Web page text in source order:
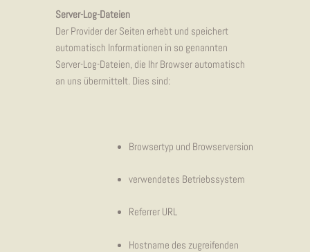
Server-Log-Dateien
Der Provider der Seiten erhebt und speichert
automatisch Informationen in so genannten
Server-Log-Dateien, die Ihr Browser automatisch
an uns übermittelt. Dies sind:
Browsertyp und Browserversion
verwendetes Betriebssystem
Referrer URL
Hostname des zugreifenden